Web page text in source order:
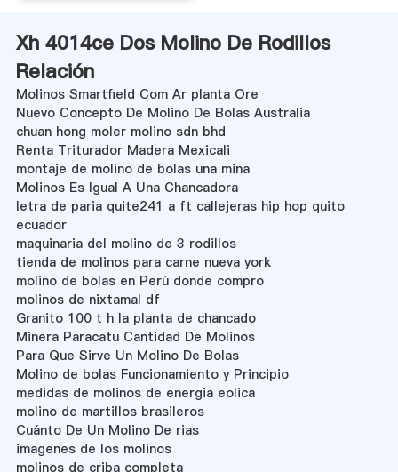
Xh 4014ce Dos Molino De Rodillos
Relación
Molinos Smartfield Com Ar planta Ore
Nuevo Concepto De Molino De Bolas Australia
chuan hong moler molino sdn bhd
Renta Triturador Madera Mexicali
montaje de molino de bolas una mina
Molinos Es Igual A Una Chancadora
letra de paria quite241 a ft callejeras hip hop quito
ecuador
maquinaria del molino de 3 rodillos
tienda de molinos para carne nueva york
molino de bolas en Perú donde compro
molinos de nixtamal df
Granito 100 t h la planta de chancado
Minera Paracatu Cantidad De Molinos
Para Que Sirve Un Molino De Bolas
Molino de bolas Funcionamiento y Principio
medidas de molinos de energia eolica
molino de martillos brasileros
Cuánto De Un Molino De rias
imagenes de los molinos
molinos de criba completa